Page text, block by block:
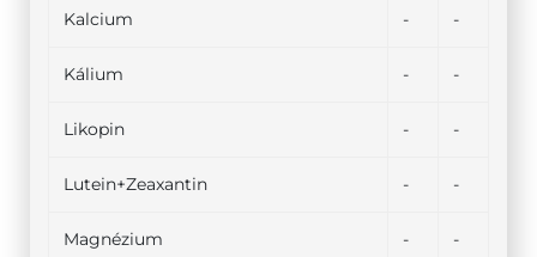
Kalcium - -
Kálium - -
Likopin - -
Lutein+Zeaxantin - -
Magnézium - -